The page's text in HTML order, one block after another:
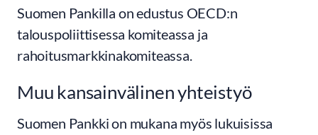
Suomen Pankilla on edustus OECD:n
talouspoliittisessa komiteassa ja
rahoitusmarkkinakomiteassa.
Muu kansainvälinen yhteistyö
Suomen Pankki on mukana myös lukuisissa